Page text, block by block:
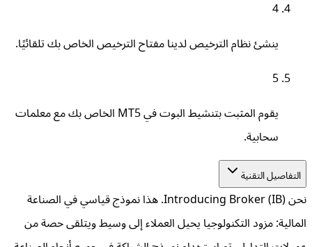
4
ينشئ نظام الترخيص لدينا مفتاح الترخيص الخاص بك تلقائيًا.
5
يقوم المثبت بتنشيط البوت في MT5 الخاص بك مع معلمات
سحابية.
التفاصيل التقنية
نحن Introducing Broker (IB). هذا نموذج قياسي في الصناعة
المالية: مزود التكنولوجيا يحيل العملاء إلى وسيط ويتلقى حصة من